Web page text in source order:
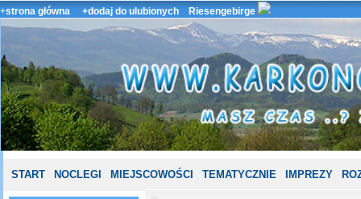
+strona główna +dodaj do ulubionych Riesengebirge
START NOCLEGI MIEJSCOWOŚCI TEMATYCZNIE IMPREZY